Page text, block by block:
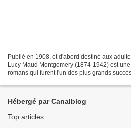
Publié en 1908, et d'abord destiné aux
Lucy Maud Montgomery (1874-1942) est
romans qui furent l'un des plus grands
Hébergé par Canalblog
Top articles